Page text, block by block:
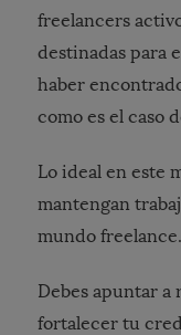
freelancers
destinadas para
haber
como es el caso
Lo ideal en este
mantengan
mundo freelance.
Debes apuntar a
fortalecer tu